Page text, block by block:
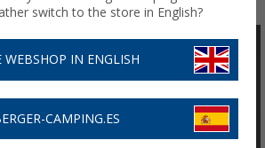
switch to the store in English?
WEBSHOP IN ENGLISH
CAMPING.ES